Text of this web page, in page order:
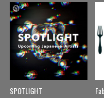
SPOTLIGHT